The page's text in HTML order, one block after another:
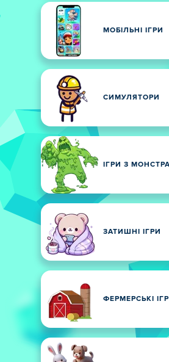
МОБІЛЬНІ ІГРИ
СИМУЛЯТОРИ
ІГРИ З
ЗАТИШНІ ІГРИ
ФЕРМЕРСЬКІ